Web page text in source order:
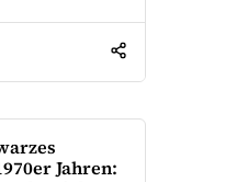
Jahren: